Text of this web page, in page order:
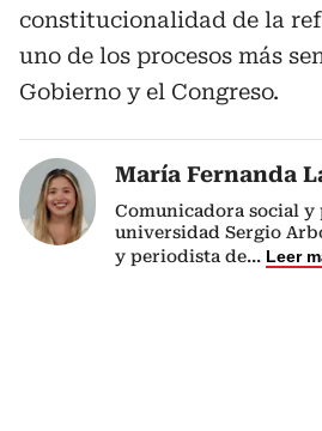
constitucionalidad de la
uno de los procesos más
Gobierno y el Congreso.
María Fernanda
Comunicadora social y
universidad Sergio
y periodista de... Leer